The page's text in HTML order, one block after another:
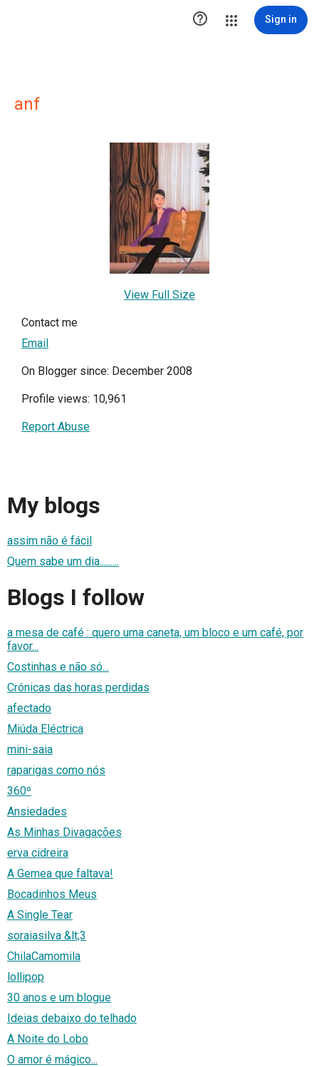
 Sign in
anf
View Full Size
Contact me
Email
On Blogger since: December 2008
Profile views: 10,961
Report Abuse
My blogs
assim não é fácil
Quem sabe um dia.........
Blogs I follow
a mesa de café : quero uma caneta, um bloco e um café, por
favor...
Costinhas e não só...
Crónicas das horas perdidas
afectado
Miúda Eléctrica
mini-saia
raparigas como nós
360º
Ansiedades
As Minhas Divagações
erva cidreira
A Gemea que faltava!
Bocadinhos Meus
A Single Tear
soraiasilva &lt;3
ChilaCamomila
lollipop
30 anos e um blogue
Ideias debaixo do telhado
A Noite do Lobo
O amor é mágico...